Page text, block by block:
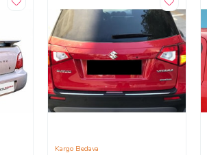
Kargo Bedava